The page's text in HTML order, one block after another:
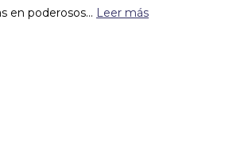
en poderosos... Leer más